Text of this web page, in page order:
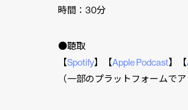
時間：30分
●聴取
【Spotify】【Apple Podcast】【
（一部のプラットフォームで